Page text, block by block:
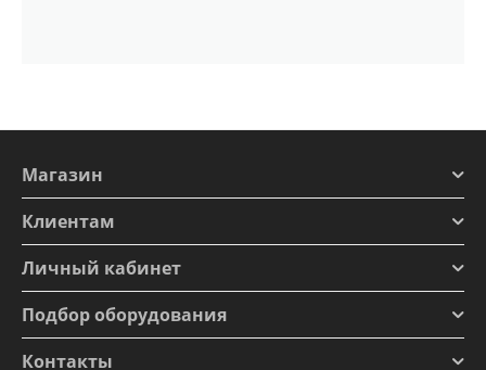
Магазин
Клиентам
Личный кабинет
Подбор оборудования
Контакты